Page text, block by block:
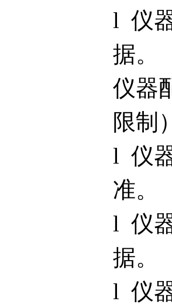
l 仪
据。
仪器
限制
l 仪
准。
l 仪
据。
l 仪